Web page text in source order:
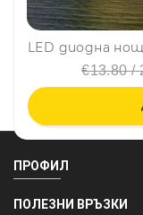
€13.80 /
ПРОФИЛ
ПОЛЕЗНИ ВРЪЗКИ